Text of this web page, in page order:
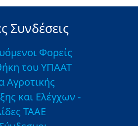
Συνδέσεις
Φορείς
του ΥΠΑΑΤ
Αγροτικής
και Ελέγχων -
ΤΑΑΕ